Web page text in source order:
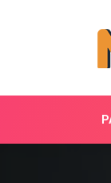
Moro e